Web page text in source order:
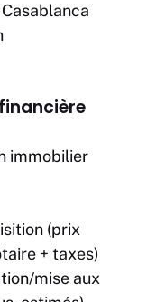
immobilier
(prix
+ taxes)
mise aux